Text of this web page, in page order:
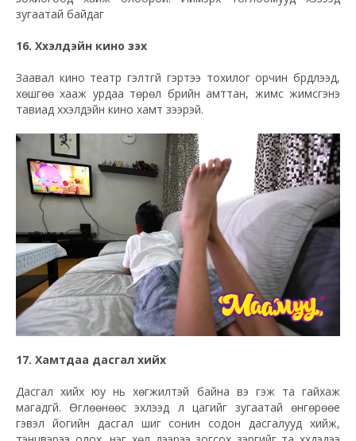
зугаатай байдаг
16. Хүүхэлдэйн кино үзэх
Заавал кино театр гэлтгүй гэртээ тохилог орчин бүрдүүлээд,
хөшгөө хааж урдаа төрөл бүрийн амттан, жимс жимсгэнэ
тавиад хүүхэлдэйн кино хамт үзээрэй.
17. Хамтдаа дасгал хийх
Дасгал хийх юу нь хөгжилтэй байна вэ гэж та гайхаж
магадгүй. Өглөөнөөс эхлээд л цагийг зугаатай өнгөрөөе
гэвэл йогийн дасгал шиг сонин содон дасгалууд хийж,